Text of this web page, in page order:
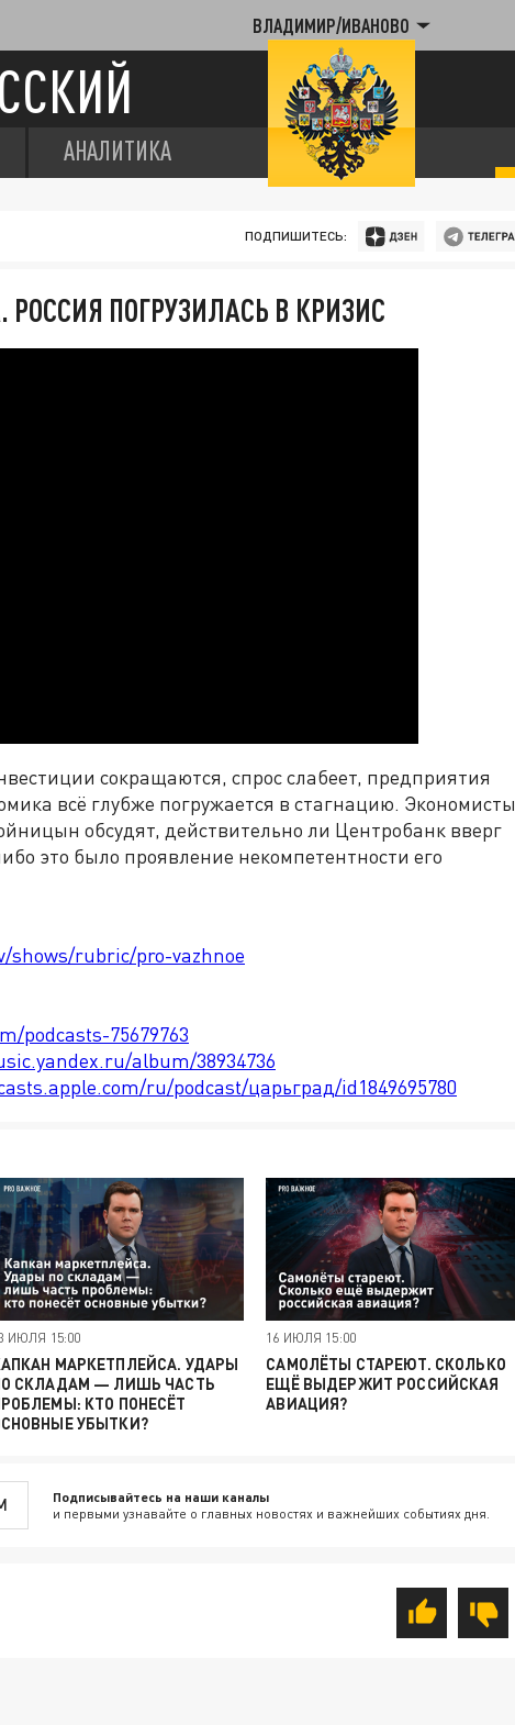
ВЛАДИМИР/ИВАНОВО
АНАЛИТИКА
ПОДПИШИТЕСЬ:
ПОГРУЗИЛАСЬ В КРИЗИС
сокращаются, спрос слабеет, предприятия
всё глубже погружается в стагнацию. Экономисты
обсудят, действительно ли Центробанк вверг
это было проявление некомпетентности его
shows/rubric/pro-vazhnoe
podcasts-75679763
album/38934736
ru/podcast/царьград/id1849695780
ИЮЛЯ 15:00
МАРКЕТПЛЕЙСА. УДАРЫ
СКЛАДАМ — ЛИШЬ ЧАСТЬ
КТО ПОНЕСЁТ
УБЫТКИ?
16 ИЮЛЯ 15:00
САМОЛЁТЫ СТАРЕЮТ. СКОЛЬКО
ЕЩЁ ВЫДЕРЖИТ РОССИЙСКАЯ
АВИАЦИЯ?
Подписывайтесь на наши каналы
и первыми узнавайте о главных новостях и важнейших событиях дня.